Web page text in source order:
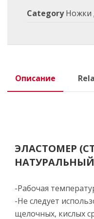
Category Ножки
Описание
ЭЛАСТОМЕР
НАТУРАЛЬНЫЙ
-Рабочая
-Не следует
щелочных, кислых